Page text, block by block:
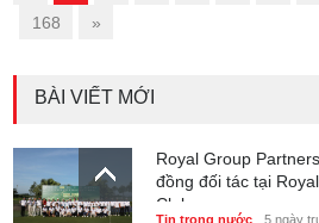
168
»
BÀI VIẾT MỚI
Royal Group
đồng đối tác tại
Club
Tin trong nước 5 ngày